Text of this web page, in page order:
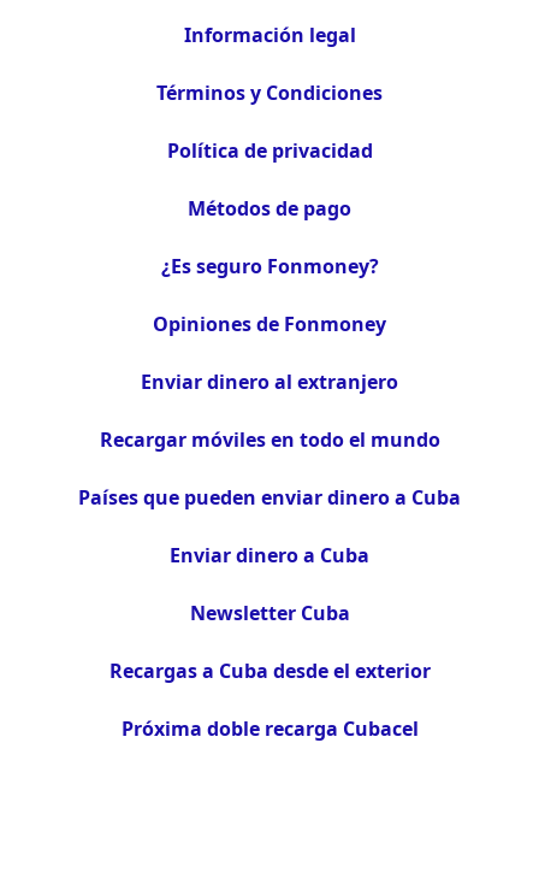
Información legal
Términos y Condiciones
Política de privacidad
Métodos de pago
¿Es seguro Fonmoney?
Opiniones de Fonmoney
Enviar dinero al extranjero
Recargar móviles en todo el mundo
Países que pueden enviar dinero a Cuba
Enviar dinero a Cuba
Newsletter Cuba
Recargas a Cuba desde el exterior
Próxima doble recarga Cubacel